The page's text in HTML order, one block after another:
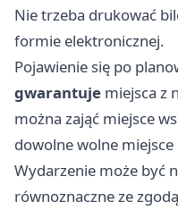
Nie trzeba drukować
formie elektronicznej.
Pojawienie się po
gwarantuje miejsca z
można zająć miejsce
dowolne wolne miejsce
Wydarzenie może być
równoznaczne ze